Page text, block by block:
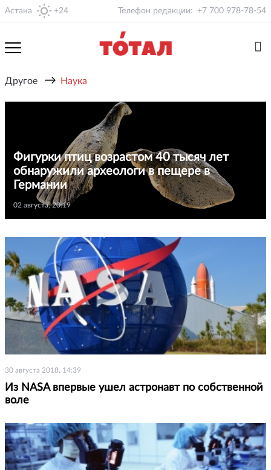
Астана +24 Телефон редакции: +7 700 978-78-54
Другое → Наука
Фигурки птиц возрастом 40 тысяч лет
обнаружили археологи в пещере в
Германии
02 августа, 20:19
30 августа 2018, 14:39
Из NASA впервые ушел астронавт по собственной
воле